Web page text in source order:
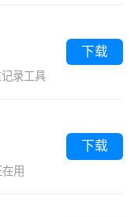
录工具
下载
用
下载